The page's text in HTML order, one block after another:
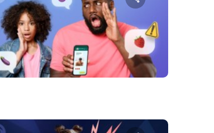
שתף מאמר זה
טוויטר פייסבוק העתק קישור